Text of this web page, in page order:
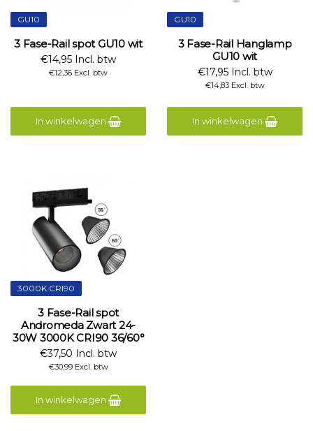
GU10
3 Fase-Rail spot GU10 wit
€14,95 Incl. btw
€12,36 Excl. btw
In winkelwagen
GU10
3 Fase-Rail Hanglamp
GU10 wit
€17,95 Incl. btw
€14,83 Excl. btw
In winkelwagen
3000K CRI90
3 Fase-Rail spot
Andromeda Zwart 24-
30W 3000K CRI90 36/60°
€37,50 Incl. btw
€30,99 Excl. btw
In winkelwagen